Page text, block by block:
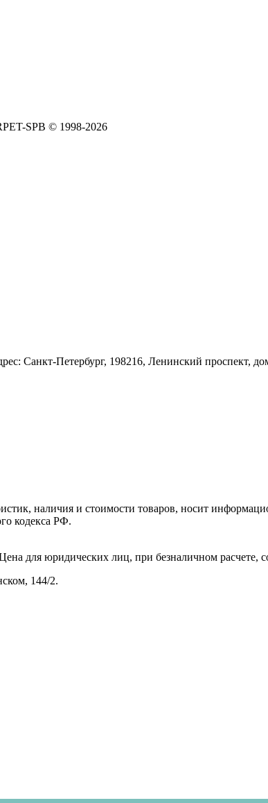
SPB © 1998-2026
Петербург, 198216, Ленинский проспект,
наличия и стоимости товаров, носит
кодекса РФ.
для юридических лиц, при безналичном расчете,
144/2.